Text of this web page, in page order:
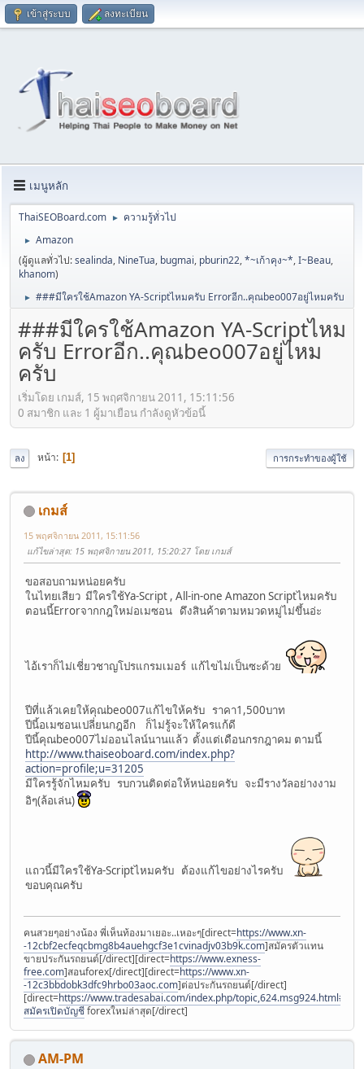
เข้าสู่ระบบ ลงทะเบียน
เมนูหลัก
ThaiSEOBoard.com ► ความรู้ทั่วไป
►
Amazon
(ผู้ดูแลทั่วไป:sealinda, NineTua, bugmai, pburin22,*~เก้าคุง~*,I~Beau,
khanom)
► ###มีใครใช้Amazon YA-Scriptไหมครับ Errorอีก..คุณbeo007อยู่ไหมครับ
###มีใครใช้Amazon YA-Scriptไหม
ครับ Errorอีก..คุณbeo007อยู่ไหม
ครับ
เริ่มโดย เกมส์, 15 พฤศจิกายน 2011, 15:11:56
0 สมาชิก และ 1 ผู้มาเยือน กำลังดูหัวข้อนี้
ลง หน้า 1 การกระทำของผู้ใช้
เกมส์
15 พฤศจิกายน 2011, 15:11:56
แก้ไขล่าสุด: 15 พฤศจิกายน 2011, 15:20:27 โดย เกมส์
ขอสอบถามหน่อยครับ
ในไทยเสียว มีใครใช้Ya-Script , All-in-one Amazon Scriptไหมครับ
ตอนนี้Errorจากกฎใหม่อเมซอน ดึงสินค้าตามหมวดหมู่ไม่ขึ้นอ่ะ
ไอ้เราก็ไม่เชี่ยวชาญโปรแกรมเมอร์ แก้ไขไม่เป็นซะด้วย
ปีที่แล้วเคยให้คุณbeo007แก้ไขให้ครับ ราคา1,500บาท
ปีนี้อเมซอนเปลี่ยนกฎอีก ก็ไม่รู้จะให้ใครแก้ดี
ปีนี้คุณbeo007ไม่ออนไลน์นานแล้ว ตั้งแต่เดือนกรกฎาคม ตามนี้
http://www.thaiseoboard.com/index.php?
action=profile;u=31205
มีใครรู้จักไหมครับ รบกวนติดต่อให้หน่อยครับ จะมีรางวัลอย่างงาม
อิๆ(ล้อเล่น)
แถวนี้มีใครใช้Ya-Scriptไหมครับ ต้องแก้ไขอย่างไรครับ
ขอบคุณครับ
คนสวยๆอย่างน้อง พี่เห็นท้องมาเยอะ..เหอะๆ[direct=https://www.xn-
-12cbf2ecfeqcbmg8b4auehgcf3e1cvinadjv03b9k.com]สมัครตัวแทน
ขายประกันรถยนต์[/direct][direct=https://www.exness-
free.com]สอนforex[/direct][direct=https://www.xn-
-12c3bbdobk3dfc9hrbo03aoc.com]ต่อประกันรถยนต์[/direct]
[direct=https://www.tradesabai.com/index.php/
สมัครเปิดบัญชีforexใหม่ล่าสุด[/direct]
AM-PM